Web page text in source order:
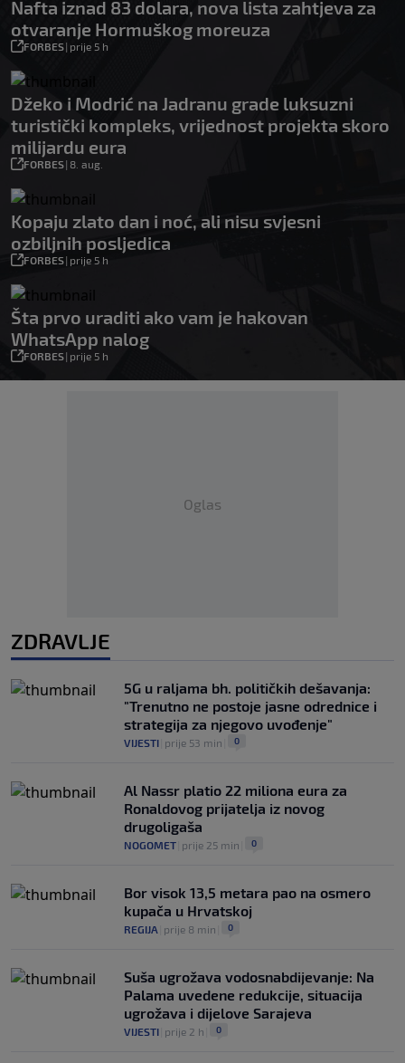
Nafta iznad 83 dolara, nova lista zahtjeva za
otvaranje Hormuškog moreuza
FORBES| prije 5 h
Džeko i Modrić na Jadranu grade luksuzni
turistički kompleks, vrijednost projekta skoro
milijardu eura
FORBES| 8. aug.
Kopaju zlato dan i noć, ali nisu svjesni
ozbiljnih posljedica
FORBES| prije 5 h
Šta prvo uraditi ako vam je hakovan
WhatsApp nalog
FORBES| prije 5 h
Oglas
ZDRAVLJE
5G u raljama bh. političkih dešavanja:
"Trenutno ne postoje jasne odrednice i
strategija za njegovo uvođenje"
VIJESTI prije 53 min 0
Al Nassr platio 22 miliona eura za
Ronaldovog prijatelja iz novog
drugoligaša
NOGOMET prije 25 min 0
Bor visok 13,5 metara pao na osmero
kupača u Hrvatskoj
REGIJA prije 8 min 0
Suša ugrožava vodosnabdijevanje: Na
Palama uvedene redukcije, situacija
ugrožava i dijelove Sarajeva
VIJESTI prije 2 h 0